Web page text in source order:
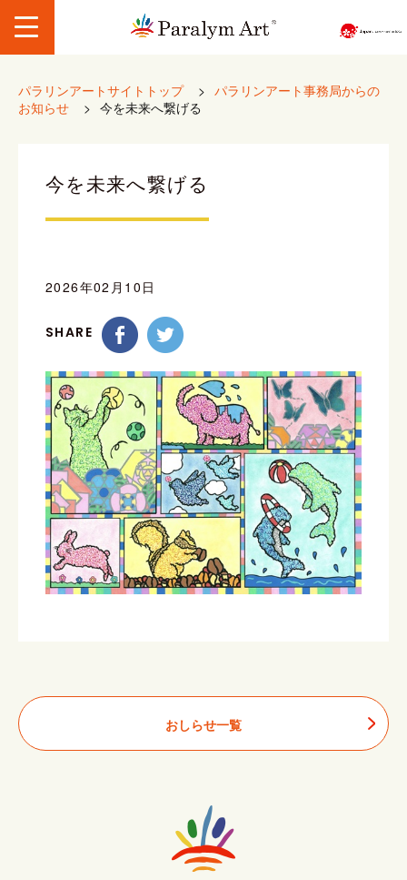
パラリンアートサイトトップ > パラリンアート事務局からの
お知らせ
> 今を未来へ繋げる
今を未来へ繋げる
2026年02月10日
SHARE
おしらせ一覧